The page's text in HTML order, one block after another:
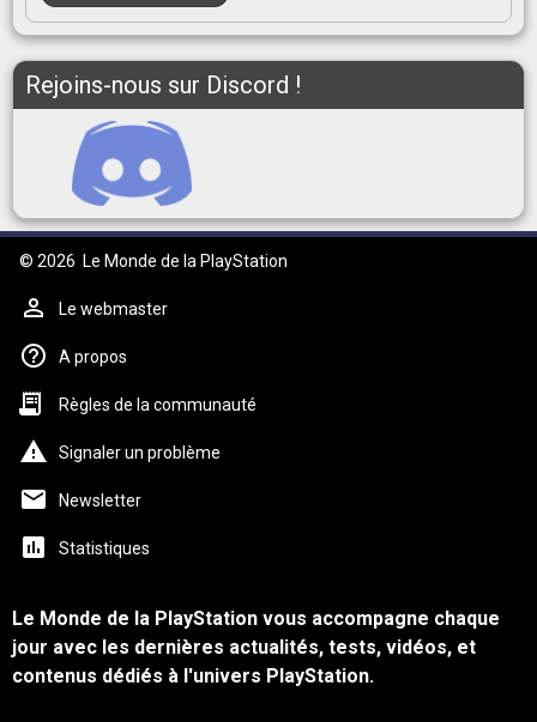
Rejoins-nous sur Discord !
© 2026 Le Monde de la PlayStation
Le webmaster
A propos
Règles de la communauté
Signaler un problème
Newsletter
Statistiques
Le Monde de la PlayStation vous accompagne chaque
jour avec les dernières actualités, tests, vidéos, et
contenus dédiés à l'univers PlayStation.